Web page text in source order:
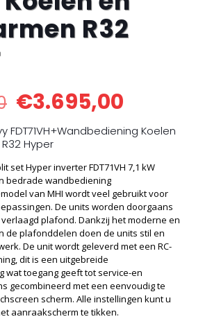
R32
€3.695,00
FDT71VH+Wandbediening Koelen
Hyper
set Hyper inverter FDT71VH 7,1 kW
bedrade wandbediening
van MHI wordt veel gebruikt voor
De units worden doorgaans
plafond. Dankzij het moderne en
de plafonddelen doen de units stil en
De unit wordt geleverd met een RC-
dit is een uitgebreide
wat toegang geeft tot service-en
gecombineerd met een eenvoudig te
scherm. Alle instellingen kunt u
aanraakscherm te tikken.